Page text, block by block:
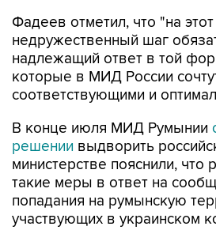
Фадеев отметил, что "на этот
недружественный шаг
надлежащий ответ в той
которые в МИД России
соответствующими и
В конце июля МИД Румынии
решении выдворить
министерстве пояснили, что
такие меры в ответ на
попадания на румынскую
участвующих в украинском